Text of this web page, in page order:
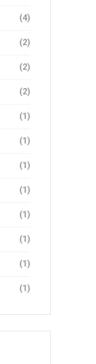
(4)
(2)
(2)
(2)
(1)
(1)
(1)
(1)
(1)
(1)
(1)
(1)